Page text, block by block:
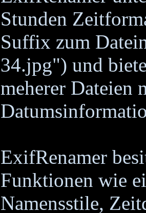
Stunden
Suffix zum
34.jpg") und
meherer Dateien
ExifRenamer
Funktionen wie
Namensstile,